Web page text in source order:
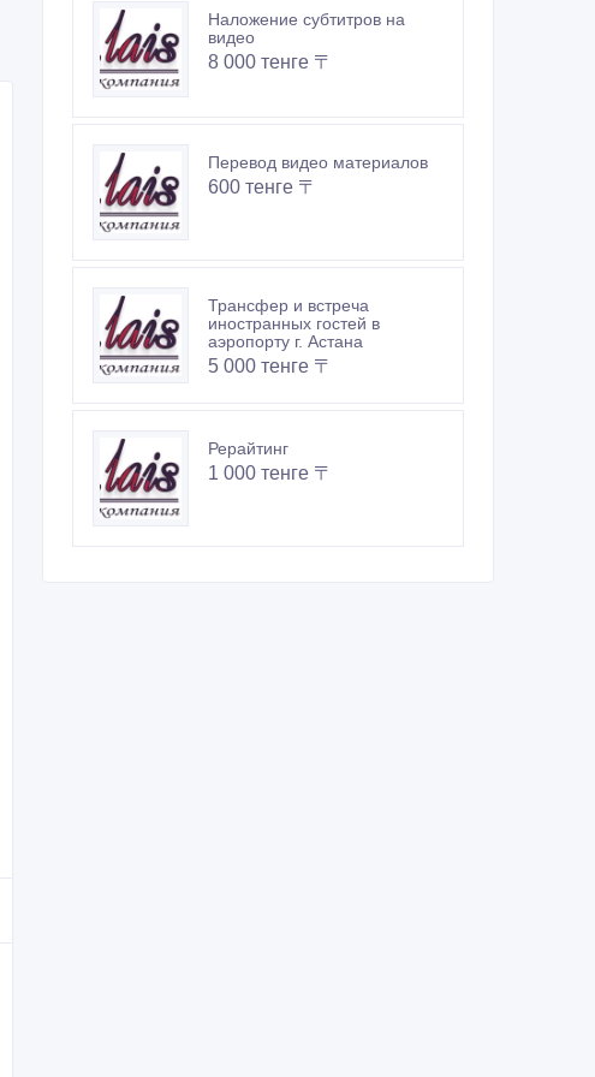
Наложение субтитров на
видео
8 000 тенге 〒
Перевод видео материалов
600 тенге 〒
Трансфер и встреча
иностранных гостей в
аэропорту г. Астана
5 000 тенге 〒
Рерайтинг
1 000 тенге 〒